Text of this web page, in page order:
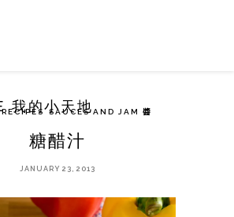
RECIPES SAUCES AND JAM 醬
糖醋汁
JANUARY 23, 2013